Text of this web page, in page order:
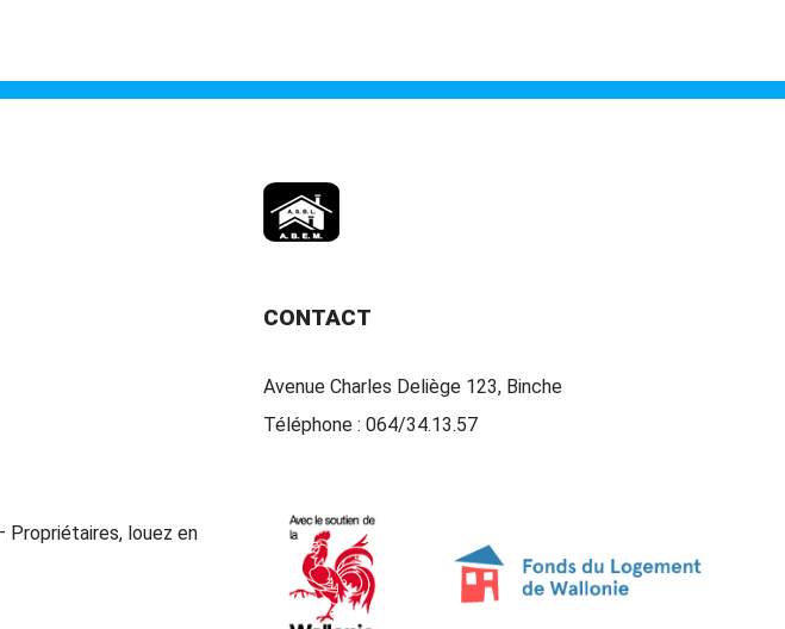
Propriétaires, louez en
CONTACT
Avenue Charles Deliège 123, Binche
Téléphone : 064/34.13.57